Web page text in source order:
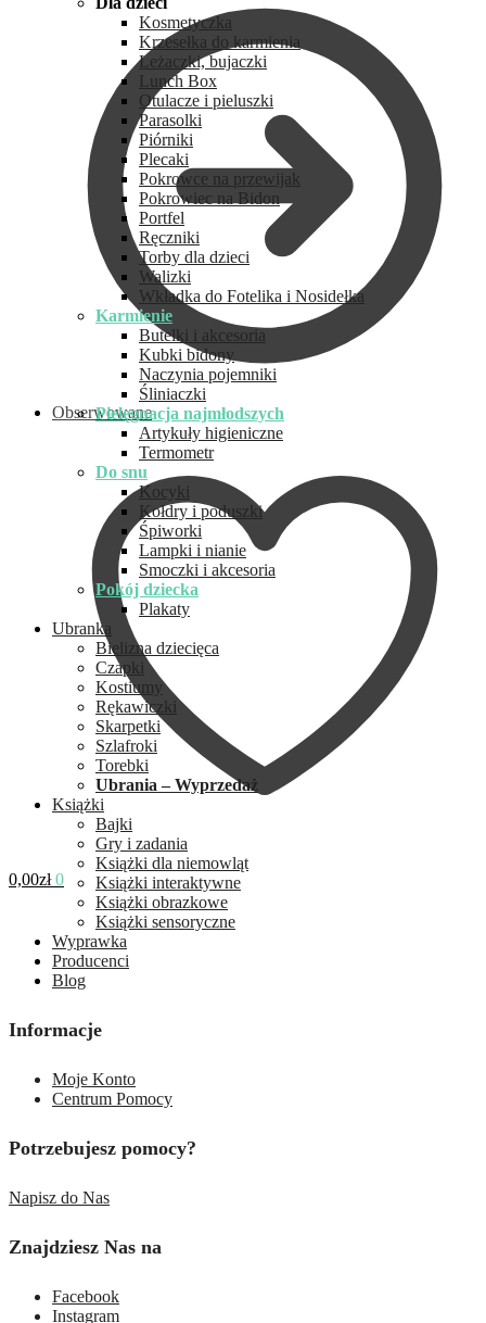
Obserwowane
0,00zł 0
Kosmetyczka
Krzesełka do karmienia
Leżaczki, bujaczki
Lunch Box
Otulacze i pieluszki
Parasolki
Piórniki
Plecaki
Pokrowce na przewijak
Pokrowiec na Bidon
Portfel
Ręczniki
Torby dla dzieci
Walizki
Wkładka do Fotelika i Nosidełka
Karmienie
Butelki i akcesoria
Kubki bidony
Naczynia pojemniki
Śliniaczki
Pielęgnacja najmłodszych
Artykuły higieniczne
Termometr
Do snu
Kocyki
Kołdry i poduszki
Śpiworki
Lampki i nianie
Smoczki i akcesoria
Pokój dziecka
Plakaty
Ubranka
Bielizna dziecięca
Czapki
Kostiumy
Rękawiczki
Skarpetki
Szlafroki
Torebki
Ubrania – Wyprzedaż
Książki
Bajki
Gry i zadania
Książki dla niemowląt
Książki interaktywne
Książki obrazkowe
Książki sensoryczne
Wyprawka
Producenci
Blog
Informacje
Moje Konto
Centrum Pomocy
Potrzebujesz pomocy?
Napisz do Nas
Znajdziesz Nas na
Facebook
Instagram